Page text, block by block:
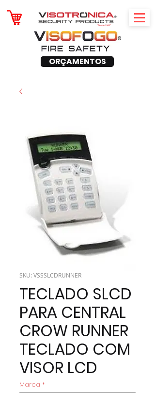
ORÇAMENTOS
SKU: VSSSLCDRUNNER
TECLADO SLCD
PARA CENTRAL
CROW RUNNER
TECLADO COM
VISOR LCD
Marca *